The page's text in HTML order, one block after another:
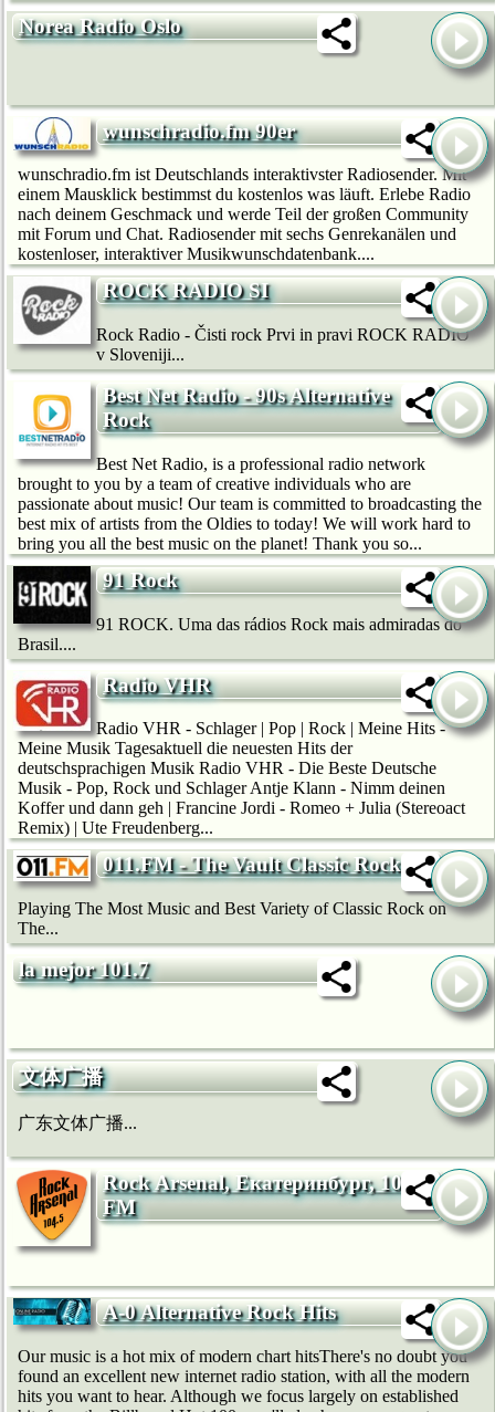
Norea Radio Oslo
wunschradio.fm 90er
wunschradio.fm ist Deutschlands interaktivster Radiosender. Mit
einem Mausklick bestimmst du kostenlos was läuft. Erlebe Radio
nach deinem Geschmack und werde Teil der großen Community
mit Forum und Chat. Radiosender mit sechs Genrekanälen und
kostenloser, interaktiver Musikwunschdatenbank....
ROCK RADIO SI
Rock Radio - Čisti rock Prvi in pravi ROCK RADIO
v Sloveniji...
Best Net Radio - 90s Alternative
Rock
Best Net Radio, is a professional radio network
brought to you by a team of creative individuals who are
passionate about music! Our team is committed to broadcasting the
best mix of artists from the Oldies to today! We will work hard to
bring you all the best music on the planet! Thank you so...
91 Rock
91 ROCK. Uma das rádios Rock mais admiradas do
Brasil....
Radio VHR
Radio VHR - Schlager | Pop | Rock | Meine Hits -
Meine Musik Tagesaktuell die neuesten Hits der
deutschsprachigen Musik Radio VHR - Die Beste Deutsche
Musik - Pop, Rock und Schlager Antje Klann - Nimm deinen
Koffer und dann geh | Francine Jordi - Romeo + Julia (Stereoact
Remix) | Ute Freudenberg...
011.FM - The Vault Classic Rock
Playing The Most Music and Best Variety of Classic Rock on
The...
la mejor 101.7
文体广播
广东文体广播...
Rock Arsenal, Екатеринбург, 104.5
FM
A-0 Alternative Rock Hits
Our music is a hot mix of modern chart hitsThere's no doubt you
found an excellent new internet radio station, with all the modern
hits you want to hear. Although we focus largely on established